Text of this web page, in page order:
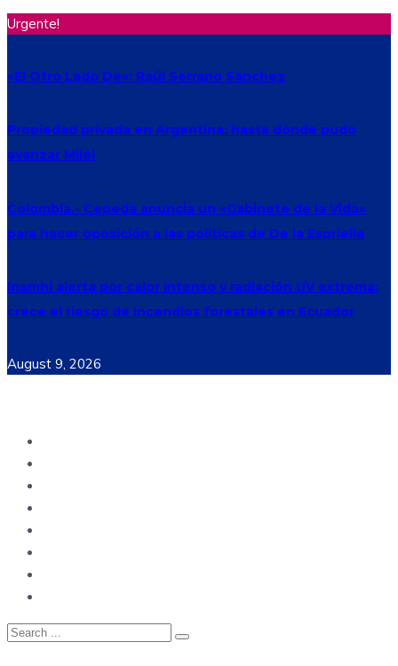
Urgente!
«El Otro Lado De»: Raúl Serrano Sánchez
Propiedad privada en Argentina: hasta dónde pudo
avanzar Milei
Colombia.- Cepeda anuncia un «Gabinete de la Vida»
para hacer oposición a las políticas de De la Espriella
Inamhi alerta por calor intenso y radiación UV extrema:
crece el riesgo de incendios forestales en Ecuador
August 9, 2026